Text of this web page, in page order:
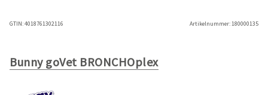
GTIN:4018761302116 Artikelnummer:180000135
Bunny goVet BRONCHOplex